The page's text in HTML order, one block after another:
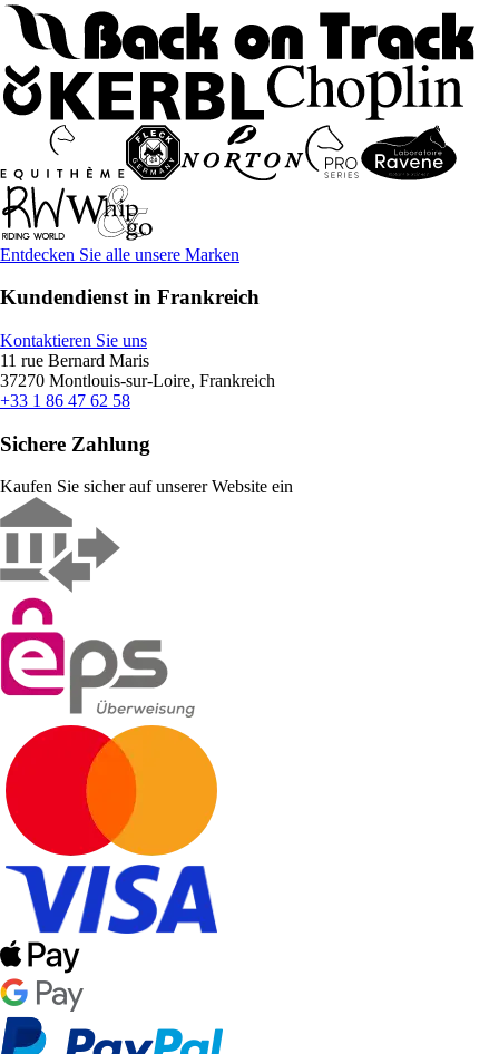
Entdecken Sie alle unsere Marken
Kundendienst in Frankreich
Kontaktieren Sie uns
11 rue Bernard Maris
37270 Montlouis-sur-Loire, Frankreich
+33 1 86 47 62 58
Sichere Zahlung
Kaufen Sie sicher auf unserer Website ein